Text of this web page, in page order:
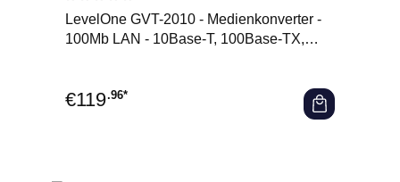
Durchschnittliche Bewertung von 0 von 5 Sternen
LevelOne GVT-2010 - Medienkonverter -
100Mb LAN - 10Base-T, 100Base-TX,
€119.96*